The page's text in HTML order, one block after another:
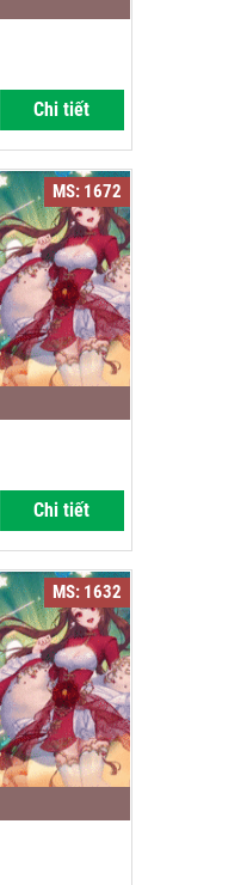
Chi tiết
MS: 1672
Chi tiết
MS: 1632